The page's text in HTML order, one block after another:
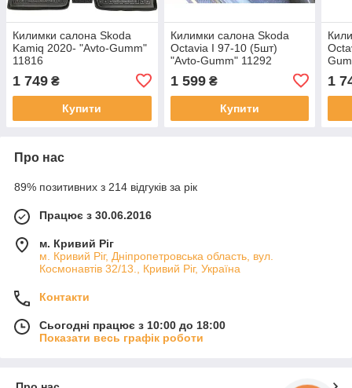
Килимки салона Skoda
Kamiq 2020- "Avto-Gumm"
11816
1 749 ₴
Купити
Килимки салона Skoda
Octavia I 97-10 (5шт)
"Avto-Gumm" 11292
1 599₴
Купити
1
Про нас
89% позитивних з 214 відгуків за рік
Працює з 30.06.2016
м. Кривий Ріг
м. Кривий Ріг, Дніпропетровська область, вул.
Космонавтів 32/13., Кривий Ріг, Україна
Контакти
Сьогодні працює з 10:00 до 18:00
Показати весь графік роботи